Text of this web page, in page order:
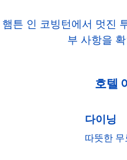
햄튼 인 코빙턴에서 멋진
부 사항을
호텔
다이닝
따뜻한 무